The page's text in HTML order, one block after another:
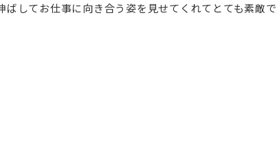
してお仕事に向き合う姿を見せてくれてとても素敵